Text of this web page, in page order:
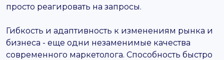
просто реагировать на запросы.
Гибкость и адаптивность к изменениям рынка и
бизнеса - еще одни незаменимые качества
современного маркетолога. Способность быстро